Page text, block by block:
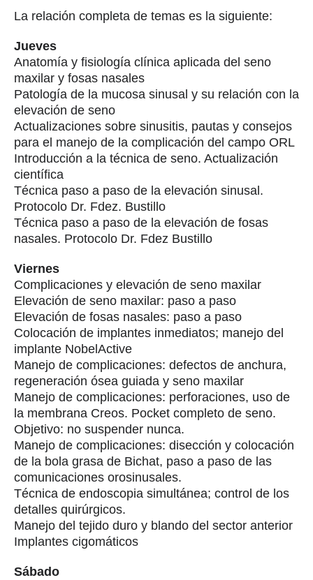
La relación completa de temas es la siguiente:
Jueves
Anatomía y fisiología clínica aplicada del seno
maxilar y fosas nasales
Patología de la mucosa sinusal y su relación con la
elevación de seno
Actualizaciones sobre sinusitis, pautas y consejos
para el manejo de la complicación del campo ORL
Introducción a la técnica de seno. Actualización
científica
Técnica paso a paso de la elevación sinusal.
Protocolo Dr. Fdez. Bustillo
Técnica paso a paso de la elevación de fosas
nasales. Protocolo Dr. Fdez Bustillo
Viernes
Complicaciones y elevación de seno maxilar
Elevación de seno maxilar: paso a paso
Elevación de fosas nasales: paso a paso
Colocación de implantes inmediatos; manejo del
implante NobelActive
Manejo de complicaciones: defectos de anchura,
regeneración ósea guiada y seno maxilar
Manejo de complicaciones: perforaciones, uso de
la membrana Creos. Pocket completo de seno.
Objetivo: no suspender nunca.
Manejo de complicaciones: disección y colocación
de la bola grasa de Bichat, paso a paso de las
comunicaciones orosinusales.
Técnica de endoscopia simultánea; control de los
detalles quirúrgicos.
Manejo del tejido duro y blando del sector anterior
Implantes cigomáticos
Sábado